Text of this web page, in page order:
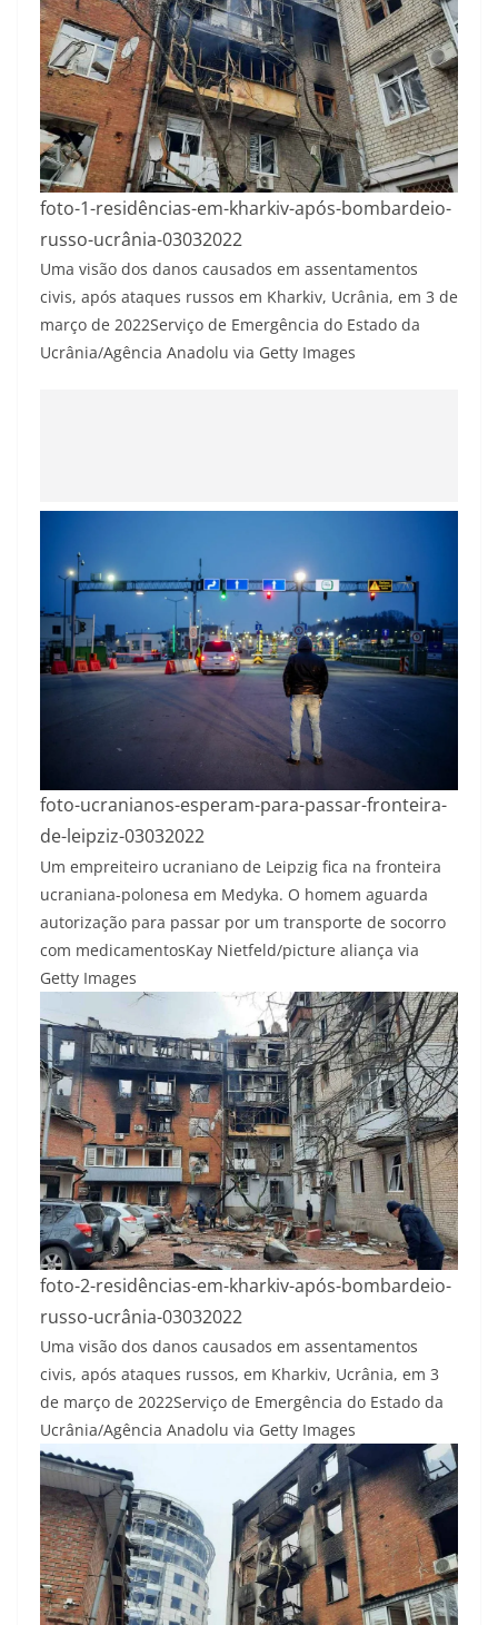
foto-1-residências-em-kharkiv-após-bombardeio-
russo-ucrânia-03032022
Uma visão dos danos causados em assentamentos
civis, após ataques russos em Kharkiv, Ucrânia, em 3 de
março de 2022Serviço de Emergência do Estado da
Ucrânia/Agência Anadolu via Getty Images
foto-ucranianos-esperam-para-passar-fronteira-
de-leipziz-03032022
Um empreiteiro ucraniano de Leipzig fica na fronteira
ucraniana-polonesa em Medyka. O homem aguarda
autorização para passar por um transporte de socorro
com medicamentosKay Nietfeld/picture aliança via
Getty Images
foto-2-residências-em-kharkiv-após-bombardeio-
russo-ucrânia-03032022
Uma visão dos danos causados em assentamentos
civis, após ataques russos, em Kharkiv, Ucrânia, em 3
de março de 2022Serviço de Emergência do Estado da
Ucrânia/Agência Anadolu via Getty Images